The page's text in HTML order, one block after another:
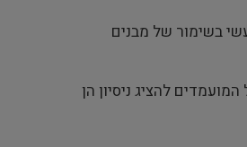
בשימור של מבנים
להציג ניסיון הן